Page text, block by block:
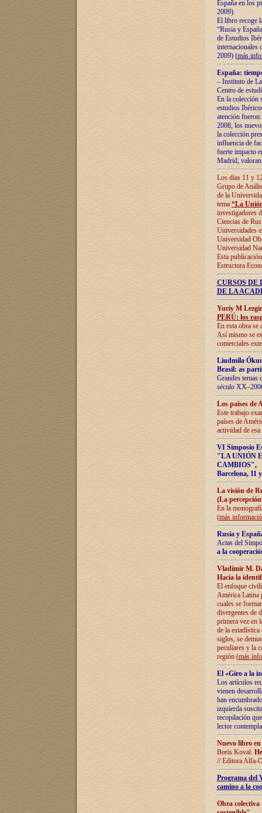
España en los
2009).
El libro recoge
“Rusia y
de Estudios
internacionales
2009) (más
España:
– Instituto de
Centro de
En la colección
estudios
atención
2008, los
la colección
influencia de
fuerte impacto
Madrid,
Los días 11 y
Grupo de
de la
tema “La
investigadores
Ciencias de
Universidades
Universidad
Universidad
Esta
Estructura
CURSOS
DE LA
Yuriy M
PERÚ: los
En esta obra se
Así mismo se
comerciales
Liudmila
Brasil: as
Grandes temas
século
Los países de
Este trabajo
países de
actividad de
VI Simposio
"LA UNIÓN
CAMBIOS",
Barcelona, 11
La visión de
(La
En la
(más
Rusia y
Actas del
a la
Vladímir M.
Hacia la
El enfoque
América Latina
cuales se
divergentes de
primera vez en
de la
siglos, se
peculiares y la
región (más
El «Giro a la
Los artículos
vienen
han
izquierda
recopilación
lector
Nuevo libro
Boris Koval.
// Editora Alfa-
Programa del
camino a la
Obra